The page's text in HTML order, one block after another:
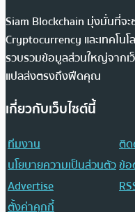
Siam Blockchain มุ่งมั่นที่จ
Cryptocurrency และเทคโน
รวบรวมข้อมูลส่วนใหญ่จากเ
แปลส่งตรงถึงฟีดคุณ
เกี่ยวกับเว็บไซต์นี้
ทีมงาน
ติด
นโยบายความเป็นส่วนตัวข้อ
Advertise
ตั้งค่าคุกกี้